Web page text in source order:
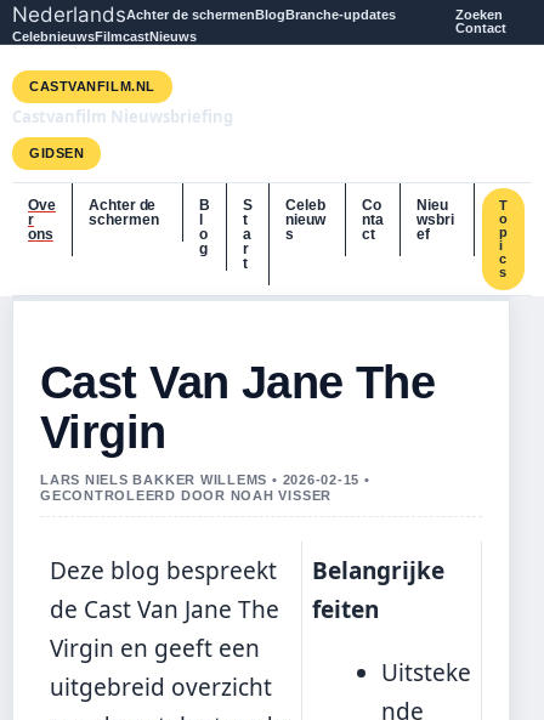
NederlandsAchter de schermenBlogBranche-updates
CelebnieuwsFilmcastNieuws
Zoeken
Contact
CASTVANFILM.NL
Castvanfilm Nieuwsbriefing
GIDSEN
Ove
r
ons
Achter de
schermen
B
o
g
S
t
a
r
t
Celeb
nieuw
s
Co
nta
ct
Nieu
wsbri
ef
T
o
p
i
c
s
Cast Van Jane The
Virgin
LARS NIELS BAKKER WILLEMS • 2026-02-15 •
GECONTROLEERD DOOR NOAH VISSER
Deze blog bespreekt
de Cast Van Jane The
Virgin en geeft een
uitgebreid overzicht
Belangrijke
feiten
Uitsteke
nde